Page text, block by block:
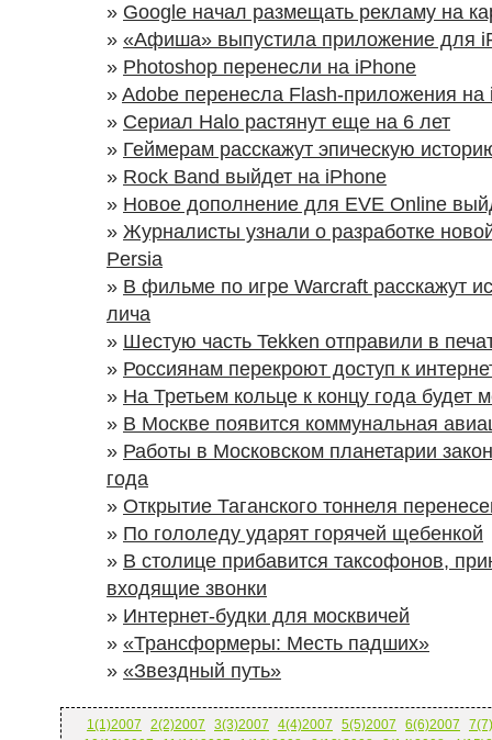
» Google начал размещать рекламу на
» «Афиша» выпустила приложение для
» Photoshop перенесли на iPhone
» Adobe перенесла Flash-приложения на
» Сериал Halo растянут еще на 6 лет
» Геймерам расскажут эпическую
» Rock Band выйдет на iPhone
» Новое дополнение для EVE Online
» Журналисты узнали о разработке
Persia
» В фильме по игре Warcraft расскажут
лича
» Шестую часть Tekken отправили в
» Россиянам перекроют доступ к
» На Третьем кольце к концу года будет
» В Москве появится коммунальная
» Работы в Московском планетарии
года
» Открытие Таганского тоннеля
» По гололеду ударят горячей щебенкой
» В столице прибавится таксофонов,
входящие звонки
» Интернет-будки для москвичей
» «Трансформеры: Месть падших»
» «Звездный путь»
1(1)2007 2(2)2007 3(3)2007 4(4)2007 5(5)2007 6(6)2007